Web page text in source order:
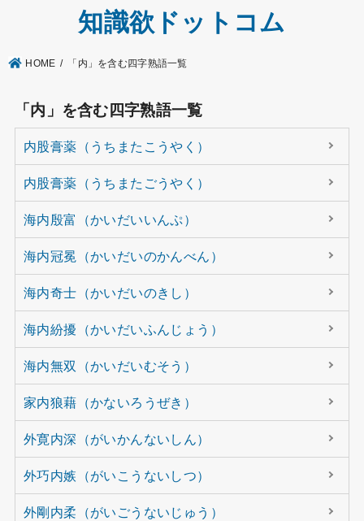
知識欲ドットコム
HOME 「内」を含む四字熟語一覧
「内」を含む四字熟語一覧
内股膏薬（うちまたこうやく）
内股膏薬（うちまたごうやく）
海内殷富（かいだいいんぷ）
海内冠冕（かいだいのかんべん）
海内奇士（かいだいのきし）
海内紛擾（かいだいふんじょう）
海内無双（かいだいむそう）
家内狼藉（かないろうぜき）
外寛内深（がいかんないしん）
外巧内嫉（がいこうないしつ）
外剛内柔（がいごうないじゅう）